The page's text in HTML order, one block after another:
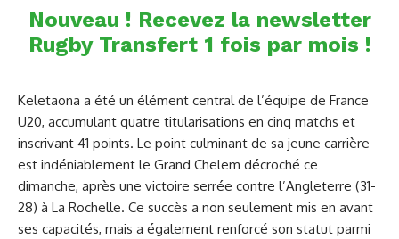
Nouveau ! Recevez la newsletter
Rugby Transfert 1 fois par mois !
Keletaona a été un élément central de l’équipe de France
U20, accumulant quatre titularisations en cinq matchs et
inscrivant 41 points. Le point culminant de sa jeune carrière
est indéniablement le Grand Chelem décroché ce
dimanche, après une victoire serrée contre l’Angleterre (31-
28) à La Rochelle. Ce succès a non seulement mis en avant
ses capacités, mais a également renforcé son statut parmi